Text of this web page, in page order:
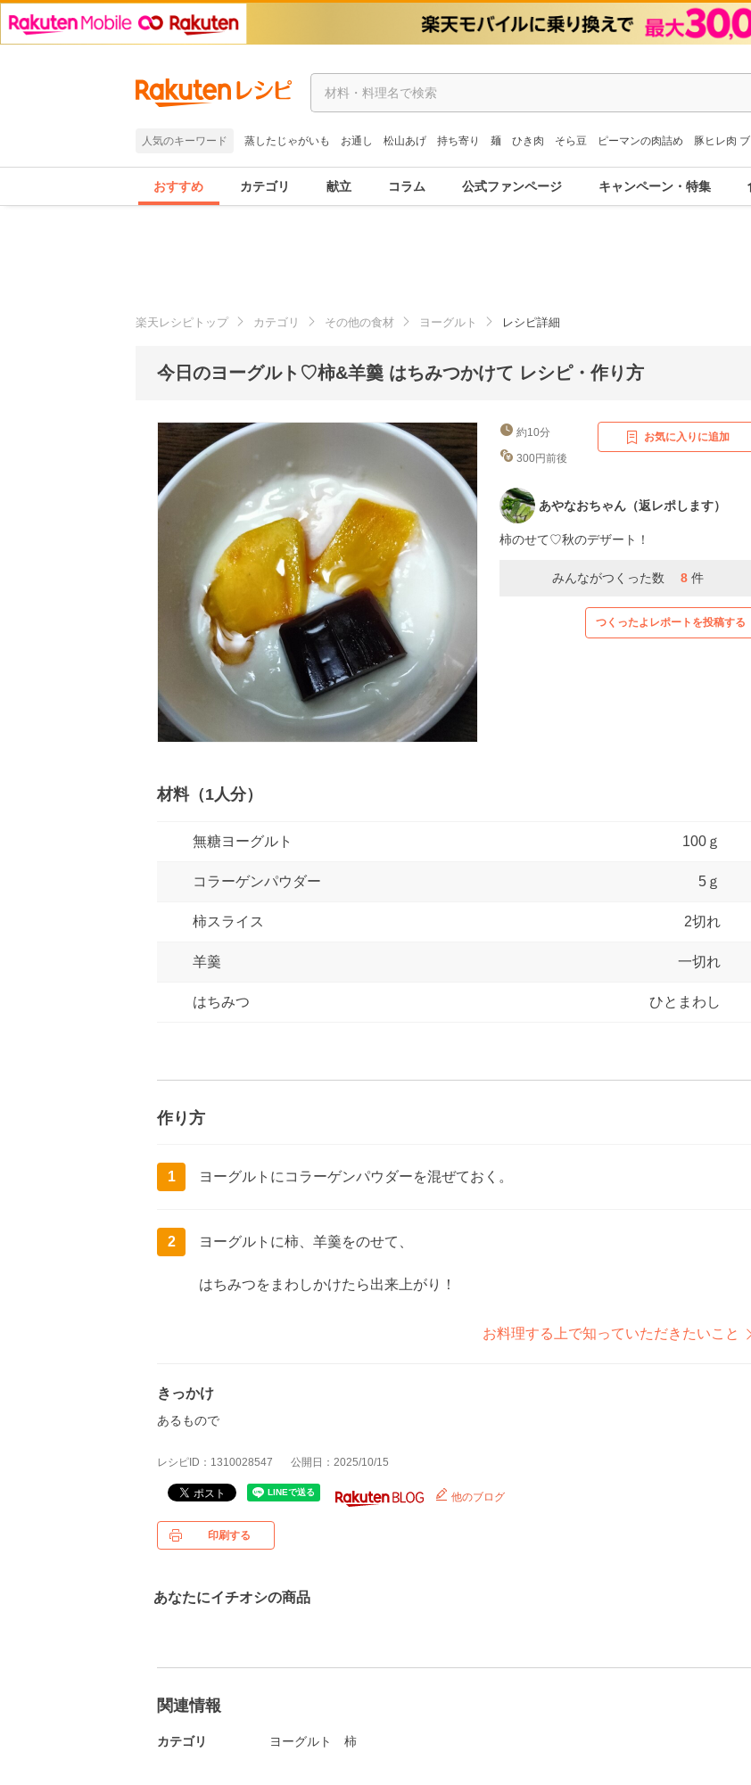
人気のキーワード 蒸したじゃがいも お通し 松山あげ 持ち寄り 麺 ひき肉 そら豆 ピーマンの肉詰め 豚ヒレ肉
おすすめ カテゴリ 献立 コラム 公式ファンページ キャンペーン・特集
楽天レシピトップ カテゴリ その他の食材 ヨーグルト レシピ詳細
今日のヨーグルト♡柿&羊羹 はちみつかけて レシピ・作り方
約10分
300円前後
お気に入りに追加
あやなおちゃん（返レポします）
柿のせて♡秋のデザート！
みんながつくった数 8 件
つくったよレポートを投稿する
材料（1人分）
無糖ヨーグルト 100ｇ
コラーゲンパウダー 5ｇ
柿スライス 2切れ
羊羹 一切れ
はちみつ ひとまわし
作り方
1 ヨーグルトにコラーゲンパウダーを混ぜておく。
2 ヨーグルトに柿、羊羹をのせて、
はちみつをまわしかけたら出来上がり！
お料理する上で知っていただきたいこと
きっかけ
あるもので
レシピID：1310028547 公開日：2025/10/15
他のブログ
印刷する
あなたにイチオシの商品
関連情報
カテゴリ ヨーグルト 柿